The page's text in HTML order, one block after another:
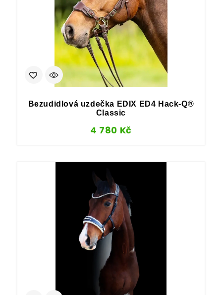
Bezudidlová uzdečka EDIX ED4 Hack‑Q®
Classic
4 780 Kč